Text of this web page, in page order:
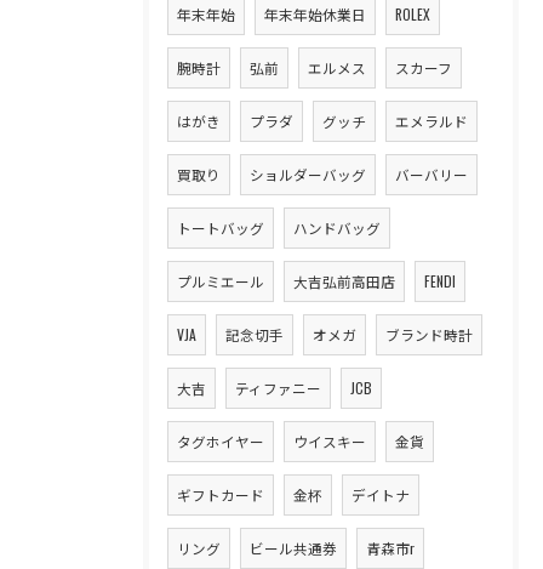
年末年始 年末年始休業日 ROLEX
腕時計 弘前 エルメス スカーフ
はがき プラダ グッチ エメラルド
買取り ショルダーバッグ バーバリー
トートバッグ ハンドバッグ
プルミエール 大吉弘前高田店 FENDI
VJA 記念切手 オメガ ブランド時計
大吉 ティファニー JCB
タグホイヤー ウイスキー 金貨
ギフトカード 金杯 デイトナ
リング ビール共通券 青森市r